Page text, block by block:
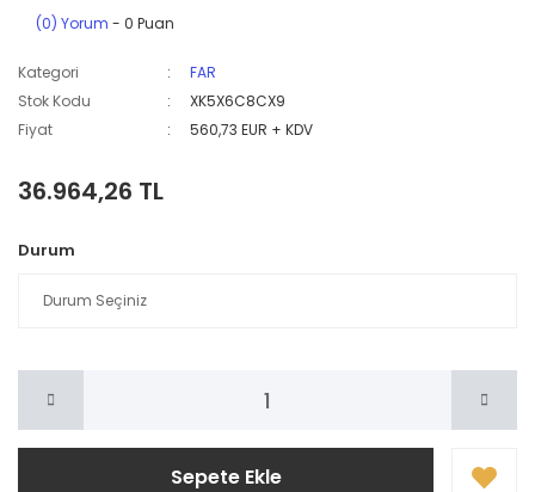
(0) Yorum - 0 Puan
Kategori
FAR
Stok Kodu
XK5X6C8CX9
Fiyat
560,73 EUR + KDV
36.964,26 TL
Durum
Sepete Ekle